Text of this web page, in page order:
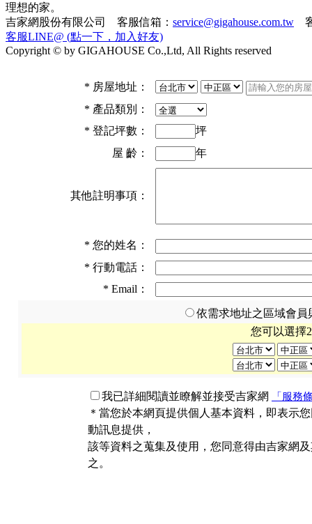
理想的家。
吉家網股份有限公司 客服信箱： service@gigahouse.com.tw
客服LINE@ (點一下，加入好友)
Copyright © by GIGAHOUSE Co.,Ltd, All Rights reserved